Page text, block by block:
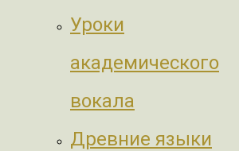
Уроки
академического
вокала
Древние языки